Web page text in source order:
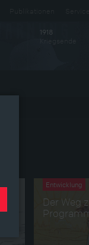
1918
Entwicklung
Der Weg